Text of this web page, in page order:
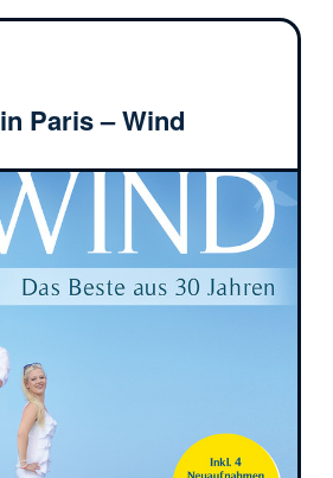
Paris – Wind